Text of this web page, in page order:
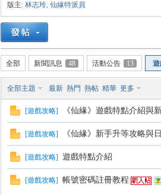
魔 » › ›
版主: 林志玲, 仙緣特派員
全部 新聞訊息 48 活動公告 13
全部主題 最新 熱門 熱帖 精華 更多
[遊戲攻略] 《仙緣》遊戲特點介紹與
[遊戲攻略] 《仙緣》新手升等攻略與
[遊戲攻略] 遊戲特點介紹
[遊戲攻略] 帳號密碼註冊教程